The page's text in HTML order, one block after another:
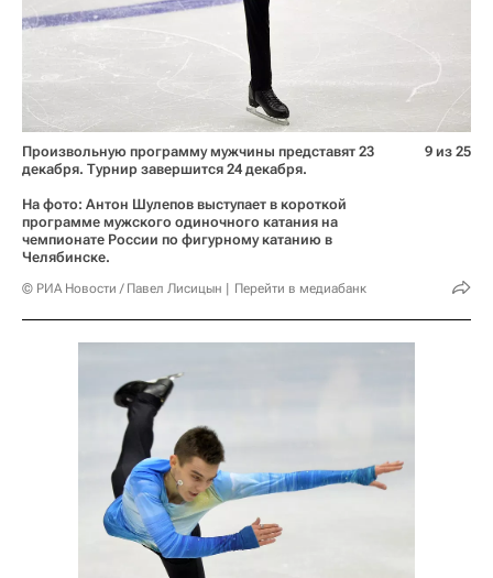
Произвольную программу мужчины представят 23
декабря. Турнир завершится 24 декабря.
На фото: Антон Шулепов выступает в короткой
программе мужского одиночного катания на
чемпионате России по фигурному катанию в
Челябинске.
© РИА Новости / Павел Лисицын Перейти в медиабанк
9 из 25